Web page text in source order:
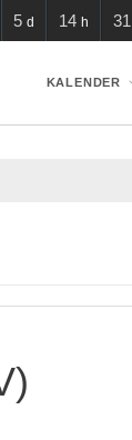
5 d 14 h 31
KALENDER